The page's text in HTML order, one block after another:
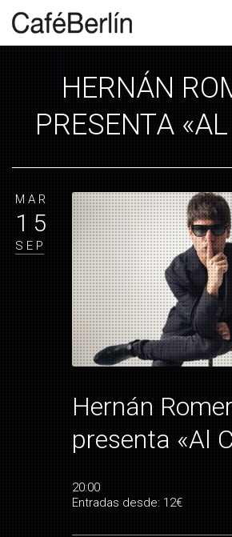
HERNÁN
PRESENTA
MAR
15
SEP
Hernán
presenta «Al
20:00
Entradas desde: 12€